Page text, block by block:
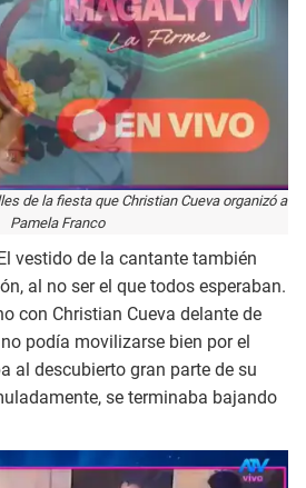
de la fiesta que Christian Cueva organizó a
Pamela Franco
vestido de la cantante también
al no ser el que todos esperaban.
con Christian Cueva delante de
podía movilizarse bien por el
al descubierto gran parte de su
se terminaba bajando